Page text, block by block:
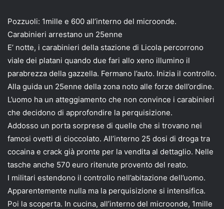
Pozzuoli: 1mille e 600 all’interno del microonde.
Carabinieri arrestano un 25enne
E’ notte, i carabinieri della stazione di Licola percorrono
viale dei platani quando due fari allo xeno illumino il
parabrezza della gazzella. Fermano l’auto. Inizia il controllo.
Alla guida un 25enne della zona noto alle forze dell’ordine.
L’uomo ha un atteggiamento che non convince i carabinieri
che decidono di approfondire la perquisizione.
Addosso un porta sorprese di quelle che si trovano nei
famosi ovetti di cioccolato. All’interno 25 dosi di droga tra
cocaina e crack già pronte per la vendita al dettaglio. Nelle
tasche anche 570 euro ritenute provento del reato.
I militari estendono il controllo nell’abitazione dell’uomo.
Apparentemente nulla ma la perquisizione si intensifica.
Poi la scoperta. In cucina, all’interno del microonde, 1mille